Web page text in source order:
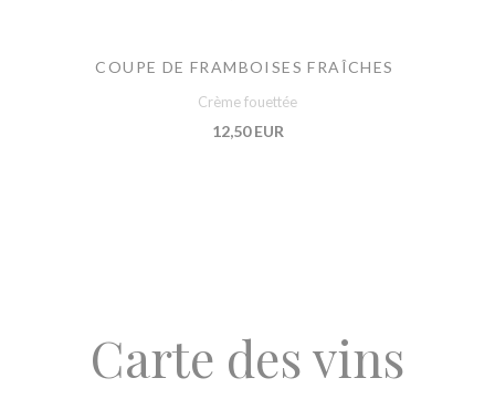
COUPE DE FRAMBOISES FRAÎCHES
Crème fouettée
12,50 EUR
Carte des vins